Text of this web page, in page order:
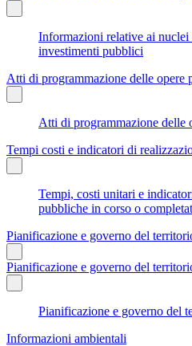
Informazioni relative ai
investimenti pubblici
Atti di programmazione delle opere
Atti di programmazione delle
Tempi costi e indicatori di
Tempi, costi unitari e
pubbliche in corso o
Pianificazione e governo del
Pianificazione e governo del
Pianificazione e governo del
Informazioni ambientali